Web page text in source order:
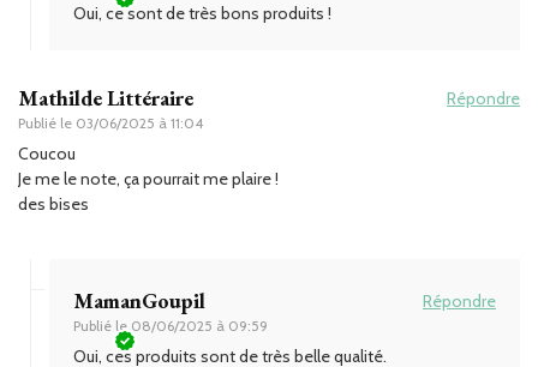
Oui, ce sont de très bons produits !
Mathilde Littéraire
Publié le 03/06/2025 à 11:04
Répondre
Coucou
Je me le note, ça pourrait me plaire !
des bises
MamanGoupil
Publié le 08/06/2025 à 09:59
Répondre
Oui, ces produits sont de très belle qualité.